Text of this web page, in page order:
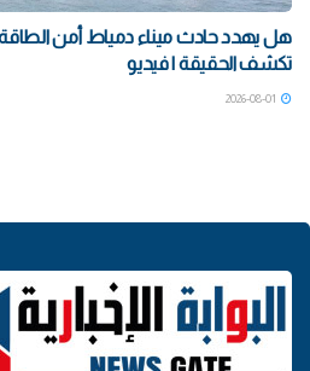
هل يهدد حادث ميناء دمياط أمن
تكشف الحقيقة | فيديو